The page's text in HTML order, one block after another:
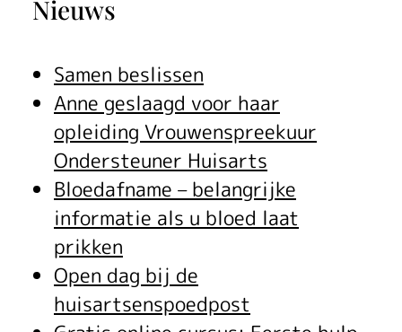
Nieuws
Samen beslissen
Anne geslaagd voor haar
opleiding Vrouwenspreekuur
Ondersteuner Huisarts
Bloedafname – belangrijke
informatie als u bloed laat
prikken
Open dag bij de
huisartsenspoedpost